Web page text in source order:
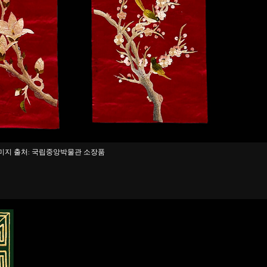
지 출처: 국립중앙박물관 소장품